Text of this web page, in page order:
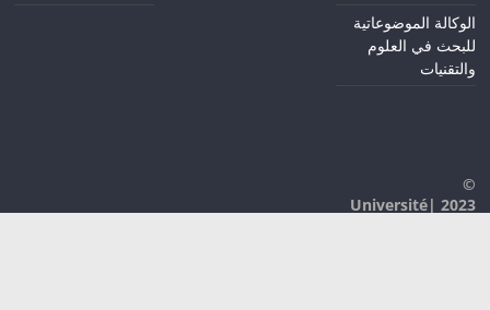
الوكالة الموضوعاتية
للبحث في العلوم
والتقنيات
©
2023 |Université